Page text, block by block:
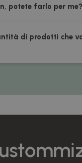
potete farlo per me?
di prodotti che